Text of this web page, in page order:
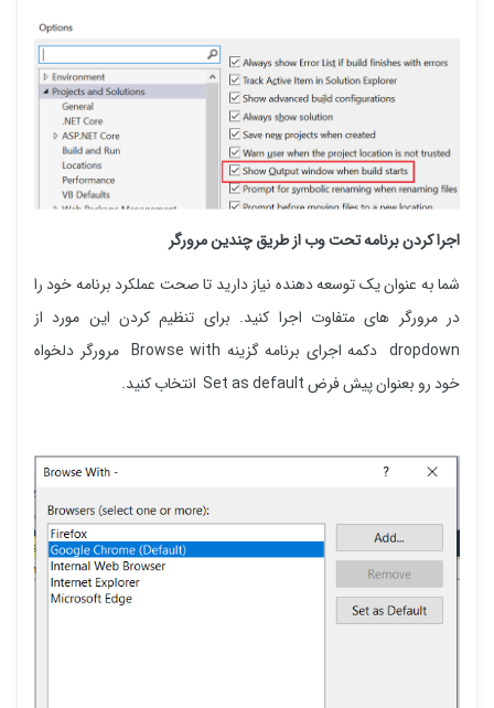
اجرا کردن برنامه تحت وب از طریق چندین مرورگر
شما به عنوان یک توسعه دهنده نیاز دارید تا صحت عملکرد برنامه خود را
در مرورگر های متفاوت اجرا کنید. برای تنظیم کردن این مورد از
dropdown دکمه اجرای برنامه گزینه Browse with مرورگر دلخواه
خود رو بعنوان پیش فرض Set as default انتخاب کنید.